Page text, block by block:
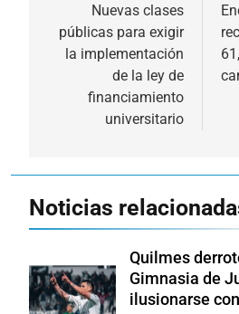
entradas
Nuevas clases
públicas para exigir
la implementación
de la ley de
financiamiento
universitario
Noticias
Quilmes
Gimnasia de
ilusionarse